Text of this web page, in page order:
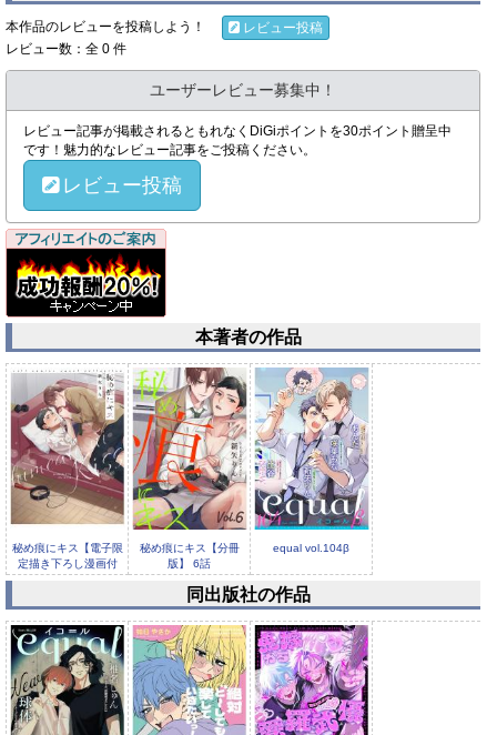
本作品のレビューを投稿しよう！
レビュー投稿
レビュー数：全 0 件
ユーザーレビュー募集中！
レビュー記事が掲載されるともれなくDiGiポイントを30ポイント贈呈中
です！魅力的なレビュー記事をご投稿ください。
レビュー投稿
本著者の作品
秘め痕にキス【電子限
定描き下ろし漫画付
き】【コミ...
秘め痕にキス【分冊
版】 6話
equal vol.104β
同出版社の作品